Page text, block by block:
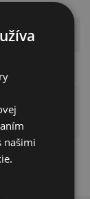
našimi